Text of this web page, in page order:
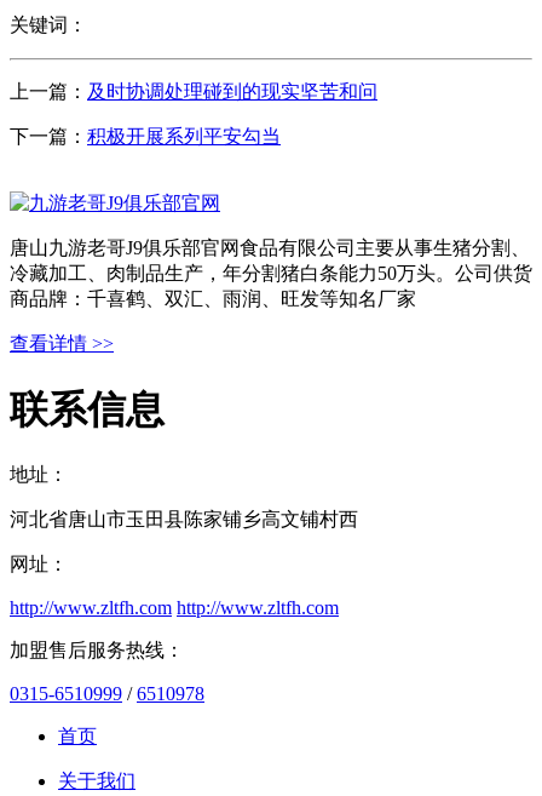
关键词：
上一篇： 及时协调处理碰到的现实坚苦和问
下一篇： 积极开展系列平安勾当
唐山九游老哥J9俱乐部官网食品有限公司主要从事生猪分割、
冷藏加工、肉制品生产，年分割猪白条能力50万头。公司供货
商品牌：千喜鹤、双汇、雨润、旺发等知名厂家
查看详情 >>
联系信息
地址：
河北省唐山市玉田县陈家铺乡高文铺村西
网址：
http://www.zltfh.com http://www.zltfh.com
加盟售后服务热线：
0315-6510999 /6510978
首页
关于我们